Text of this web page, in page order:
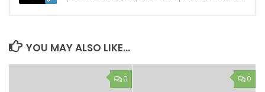
YOU MAY ALSO LIKE...
0 0